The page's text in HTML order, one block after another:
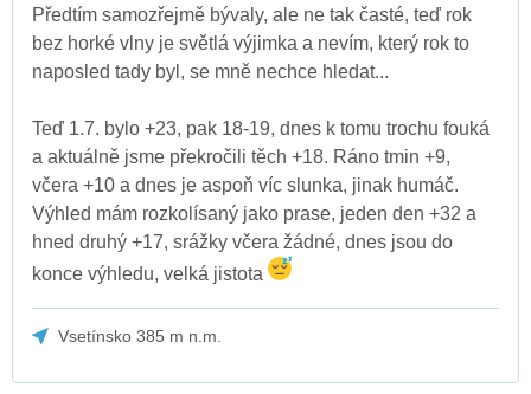
Předtím samozřejmě bývaly, ale ne tak časté, teď rok
bez horké vlny je světlá výjimka a nevím, který rok to
naposled tady byl, se mně nechce hledat...
Teď 1.7. bylo +23, pak 18-19, dnes k tomu trochu fouká
a aktuálně jsme překročili těch +18. Ráno tmin +9,
včera +10 a dnes je aspoň víc slunka, jinak humáč.
Výhled mám rozkolísaný jako prase, jeden den +32 a
hned druhý +17, srážky včera žádné, dnes jsou do
konce výhledu, velká jistota
Vsetínsko 385 m n.m.